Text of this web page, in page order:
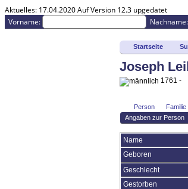
Aktuelles: 17.04.2020 Auf Version 12.3 upgedatet
Vorname:
Nachname:
Startseite
Joseph
1761 -
Person Familie
Angaben zur Person
Name
Geboren
Geschlecht
Gestorben